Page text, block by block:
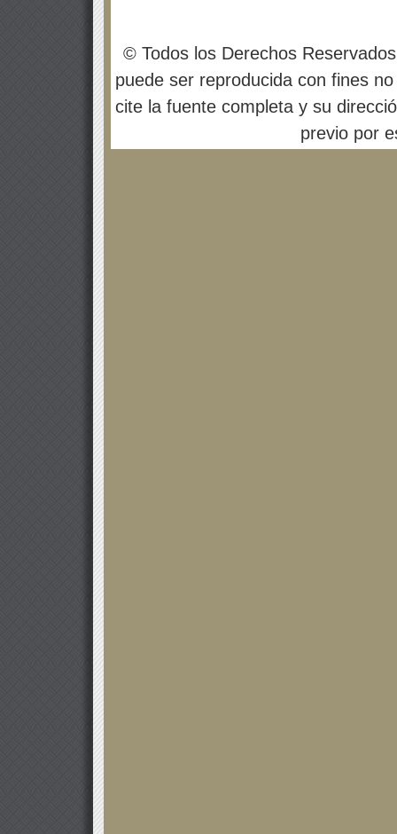
© Todos los Derechos
puede ser reproducida con fines
cite la fuente completa y su
previo por